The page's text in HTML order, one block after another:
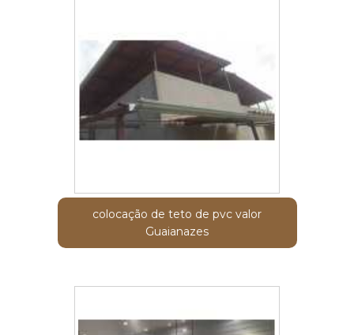
colocação de teto de pvc valor
Guaianazes